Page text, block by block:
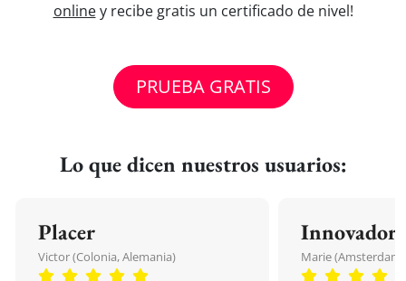
onliney recibe gratis un certificado de nivel!
PRUEBA GRATIS
Lo que dicen nuestros usuarios:
Placer
Victor (Colonia, Alemania)
Innovador
Marie (Amsterdam,